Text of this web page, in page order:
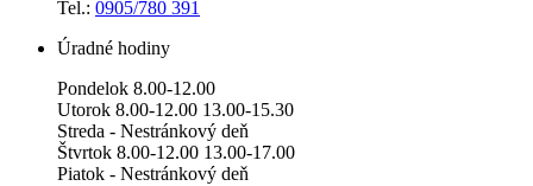
Tel.: 0905/780 391
Úradné hodiny
Pondelok 8.00-12.00
Utorok 8.00-12.00 13.00-15.30
Streda - Nestránkový deň
Štvrtok 8.00-12.00 13.00-17.00
Piatok - Nestránkový deň